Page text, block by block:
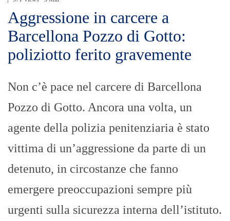
Aggressione in carcere a
Barcellona Pozzo di Gotto:
poliziotto ferito gravemente
Non c’è pace nel carcere di Barcellona
Pozzo di Gotto. Ancora una volta, un
agente della polizia penitenziaria è stato
vittima di un’aggressione da parte di un
detenuto, in circostanze che fanno
emergere preoccupazioni sempre più
urgenti sulla sicurezza interna dell’istituto.